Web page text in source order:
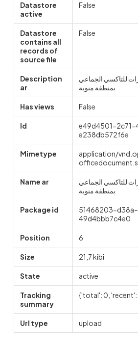
Datastore
active
False
Datastore
contains all
records of
source file
False
Description
ar
للتاكسي الجماعي
بمنطقة منوبة
Has views False
Id
e49d4501-
e238db572f6e
Mimetype
application/
Name ar
للتاكسي الجماعي
بمنطقة منوبة
Package id
51468203-
49d4bbb7c4e0
Position 6
Size 21,7 kibi
State active
Tracking
summary
{'total': 0,
Url type upload